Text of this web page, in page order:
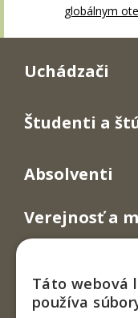
globálnym
Uchádzači
Študenti a
Absolventi
Verejnosť a
Táto webová
používa